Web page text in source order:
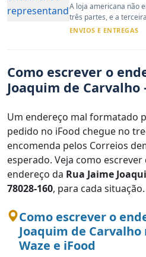
A loja americana não
três partes, e a
ENVIOS E ENTREGAS
Como escrever o
Joaquim de Carvalho
Um endereço mal formatado
pedido no iFood chegue no
encomenda pelos Correios
esperado. Veja como
endereço da Rua Jaime
78028-160, para cada situação.
Como escrever o
Joaquim de Carvalho
Waze e iFood